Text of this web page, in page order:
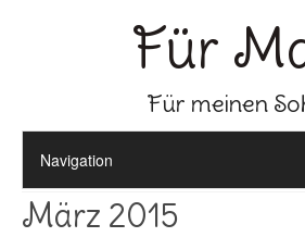
Für
Für meinen
März 2015